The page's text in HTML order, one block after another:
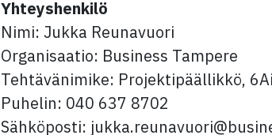
Yhteyshenkilö
Nimi: Jukka Reunavuori
Organisaatio: Business Tampere
Tehtävänimike: Projektipäällikkö,
Puhelin: 040 637 8702
Sähköposti: